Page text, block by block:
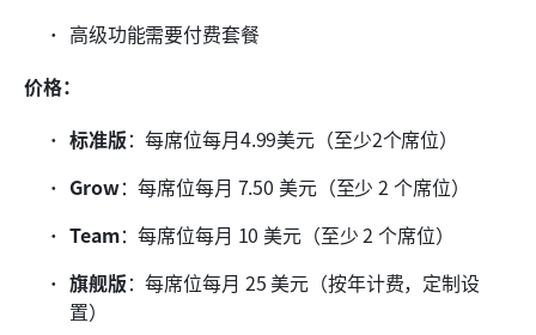
高级功能需要付费套餐
价格：
标准版：每席位每月4.99美元（至少2个席位）
Grow：每席位每月 7.50 美元（至少 2 个席位）
Team：每席位每月 10 美元（至少 2 个席位）
旗舰版：每席位每月 25 美元（按年计费，定制设
置）